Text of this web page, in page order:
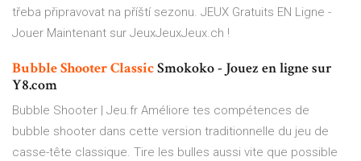
třeba připravovat na příští sezonu. JEUX Gratuits EN Ligne -
Jouer Maintenant sur JeuxJeuxJeux.ch !
BubbleShooterClassicSmokoko - Jouez en ligne sur
Y8.com
Bubble Shooter | Jeu.fr Améliore tes compétences de
bubble shooter dans cette version traditionnelle du jeu de
casse-tête classique. Tire les bulles aussi vite que possible